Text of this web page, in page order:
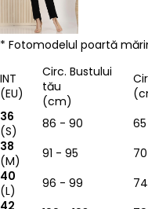
* Fotomodelul poartă
INT
(EU)
Circ. Bustului
tău
(cm)
36
(S)
86 - 90
38
(M)
91 - 95
40
(L)
96 - 99
42